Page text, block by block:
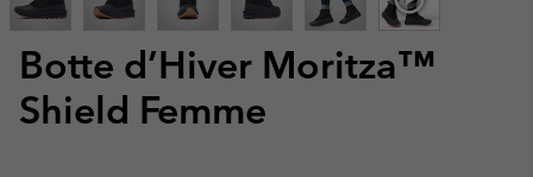
Botte d’Hiver Moritza™
Shield Femme